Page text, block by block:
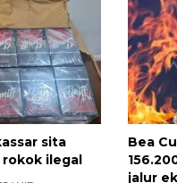
sita
ilegal
Bea
jalur